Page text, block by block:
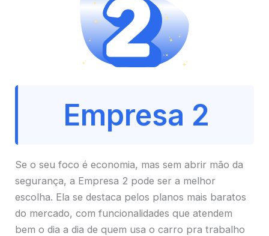
Empresa 2
Se o seu foco é economia, mas sem abrir mão da
segurança, a Empresa 2 pode ser a melhor
escolha. Ela se destaca pelos planos mais baratos
do mercado, com funcionalidades que atendem
bem o dia a dia de quem usa o carro pra trabalho